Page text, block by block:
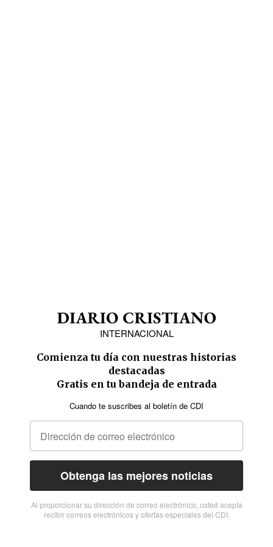
INTERNACIONAL
Comienza tu día con nuestras historias
destacadas
Gratis en tu bandeja de entrada
Cuando te suscribes al boletín de CDI
Obtenga las mejores noticias
Al proporcionar su dirección de correo electrónico, usted acepta
recibir correos electrónicos y ofertas especiales del CDI.